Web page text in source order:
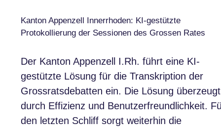
Kanton Appenzell Innerrhoden: KI-gestützte
Protokollierung der Sessionen des Grossen Rates
Der Kanton Appenzell I.Rh. führt eine KI-
gestützte Lösung für die Transkription der
Grossratsdebatten ein. Die Lösung überzeugt
durch Effizienz und Benutzerfreundlichkeit.
den letzten Schliff sorgt weiterhin die